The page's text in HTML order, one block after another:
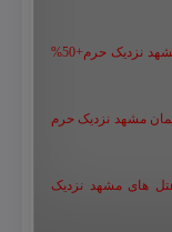
رزرو هتل در مشهد با پارکینگ | هتل پارکینگ دار مشهد نزدیک حرم+50%
مشهد نزدیک حرم
های مشهد نزدیک